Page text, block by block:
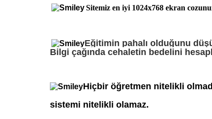
Sitemiz en iyi 1024x768 ekran
Eğitimin pahalı olduğunu
Bilgi çağında cehaletin bedelini
Hiçbir öğretmen nitelikli
sistemi nitelikli olamaz.